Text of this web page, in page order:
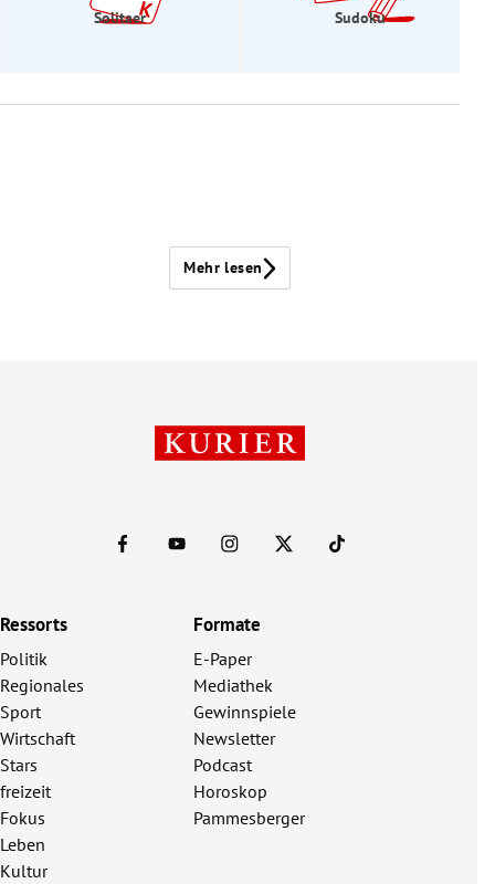
Solitaer Sudoku
Mehr lesen
Ressorts
Politik
Regionales
Sport
Wirtschaft
Stars
freizeit
Fokus
Leben
Kultur
Formate
E-Paper
Mediathek
Gewinnspiele
Newsletter
Podcast
Horoskop
Pammesberger